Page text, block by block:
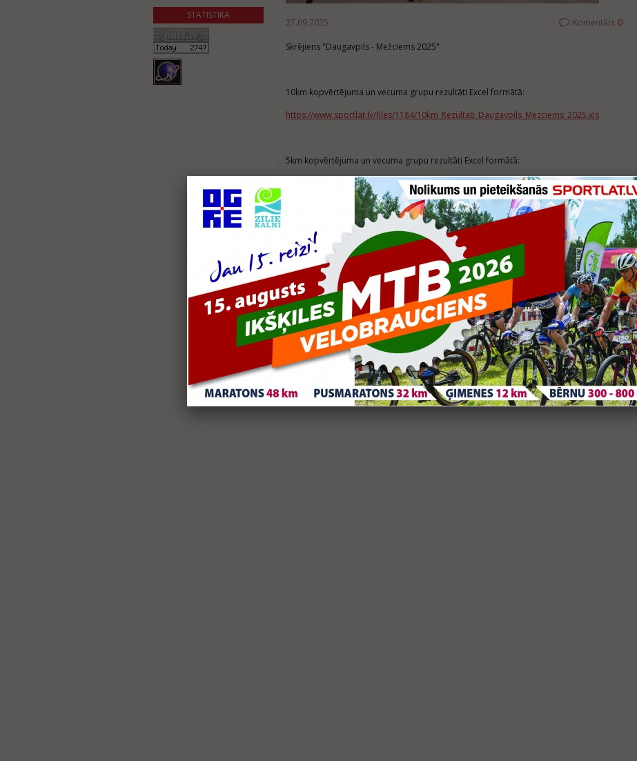
STATISTIKA
27.09.2025 Komentāri: 0
Skrējiens "Daugavpils - Mežciems 2025"
10km kopvērtējuma un vecuma grupu rezultāti Excel formātā:
https://www.sportlat.lv/files/1184/10km_Rezultati_Daugavpils_Mezciems_2025.xls
5km kopvērtējuma un vecuma grupu rezultāti Excel formātā:
https://www.sportlat.lv/files/1185/5km_Rezultati_Daugavpils_Mezciems_2025.xls
KOMENTĀRI
Komentēt var tikai reģistrēti lietotāji